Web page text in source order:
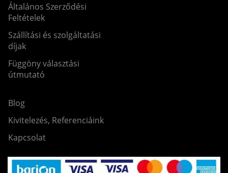
Általános Szerződési
Feltételek
Szállítási és szolgáltatási
díjak
Függöny választási
útmutató
Blog
Kivitelezés, Referenciáink
Kapcsolat